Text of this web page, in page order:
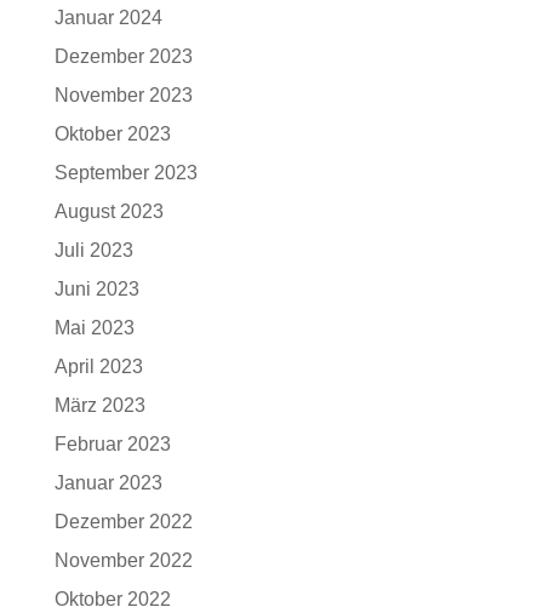
Januar 2024
Dezember 2023
November 2023
Oktober 2023
September 2023
August 2023
Juli 2023
Juni 2023
Mai 2023
April 2023
März 2023
Februar 2023
Januar 2023
Dezember 2022
November 2022
Oktober 2022